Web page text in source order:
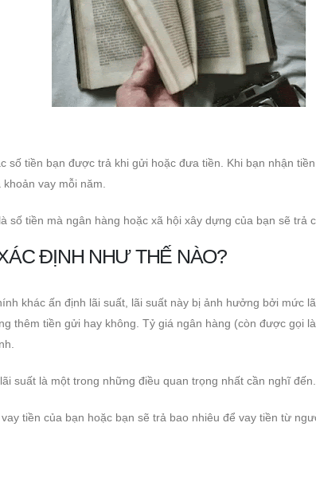
số tiền bạn được trả khi gửi hoặc đưa tiền. Khi bạn nhận
vay mỗi năm.
số tiền mà ngân hàng hoặc xã hội xây dựng của bạn sẽ trả
ĐỊNH NHƯ THẾ NÀO?
khác ấn định lãi suất, lãi suất này bị ảnh hưởng bởi mức
thêm tiền gửi hay không. Tỷ giá ngân hàng (còn được gọi
suất là một trong những điều quan trọng nhất cần nghĩ đến.
tiền của bạn hoặc bạn sẽ trả bao nhiêu để vay tiền từ